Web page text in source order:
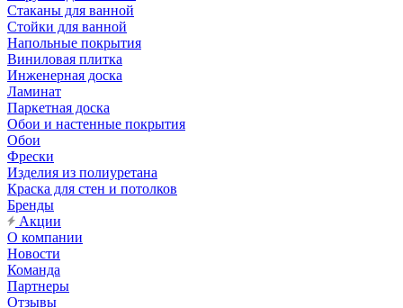
Стаканы для ванной
Стойки для ванной
Напольные покрытия
Виниловая плитка
Инженерная доска
Ламинат
Паркетная доска
Обои и настенные покрытия
Обои
Фрески
Изделия из полиуретана
Краска для стен и потолков
Бренды
Акции
О компании
Новости
Команда
Партнеры
Отзывы